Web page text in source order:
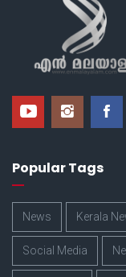
Popular Tags
News Kerala
Social Media